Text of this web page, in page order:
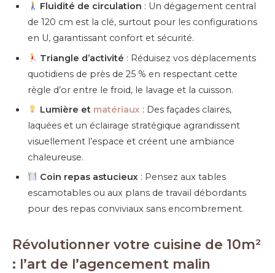
Fluidité de circulation : Un dégagement central
de 120 cm est la clé, surtout pour les configurations
en U, garantissant confort et sécurité.
Triangle d’activité : Réduisez vos déplacements
quotidiens de près de 25 % en respectant cette
règle d’or entre le froid, le lavage et la cuisson.
Lumière et matériaux : Des façades claires,
laquées et un éclairage stratégique agrandissent
visuellement l’espace et créent une ambiance
chaleureuse.
Coin repas astucieux : Pensez aux tables
escamotables ou aux plans de travail débordants
pour des repas conviviaux sans encombrement.
Révolutionner votre cuisine de 10m²
: l’art de l’agencement malin